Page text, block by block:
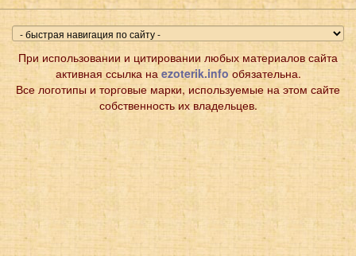
При использовании и цитировании любых материалов сайта
активная ссылка на ezoterik.info обязательна.
Все логотипы и торговые марки, используемые на этом сайте
собственность их владельцев.